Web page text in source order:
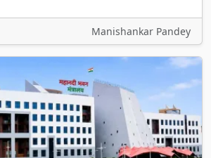
Manishankar Pandey